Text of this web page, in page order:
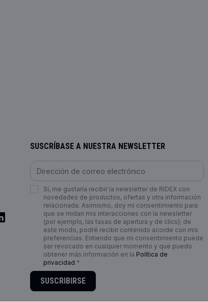
SUSCRÍBASE A NUESTRA NEWSLETTER
Sí, me gustaría recibir la newsletter de RIDEX con
novedades de productos, ofertas y otra información
relacionada. Asimismo, doy mi consentimiento para
que se midan mis interacciones con la newsletter
(por ejemplo, las tasas de apertura y de clics); de
este modo, podré recibir contenido acorde con mis
preferencias. Entiendo que mi consentimiento puede
ser revocado en cualquier momento y que puedo
obtener más información en la Política de
privacidad.*
SUSCRIBIRSE